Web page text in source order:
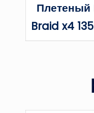
Braid x4